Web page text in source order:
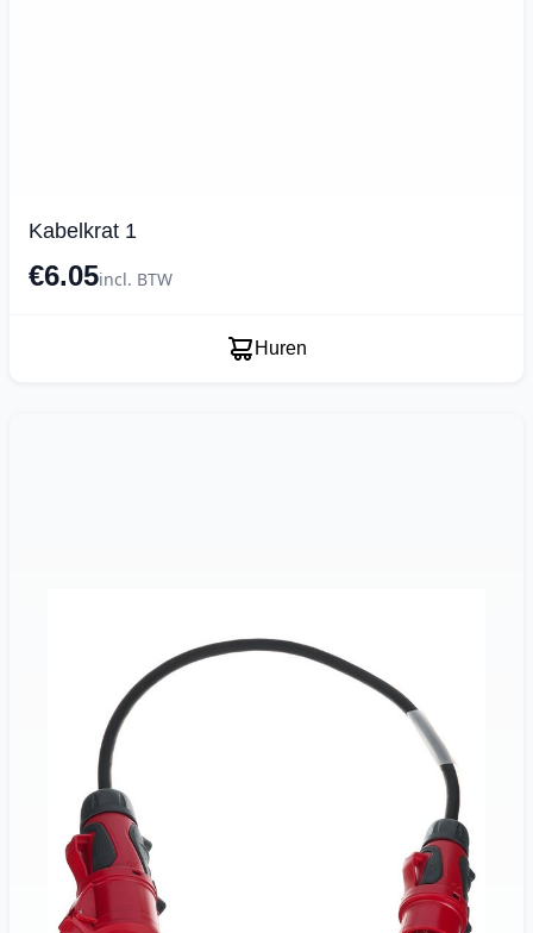
Kabelkrat 1
€6.05incl. BTW
Huren